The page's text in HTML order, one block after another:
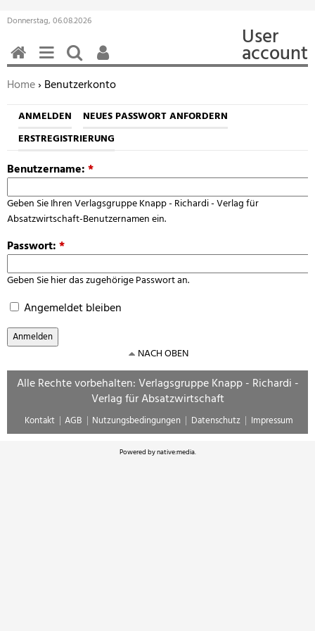
Donnerstag, 06.08.2026
User
account
Sie befinden sich hier:
Home› Benutzerkonto
ANMELDEN
NEUES PASSWORT ANFORDERN
ERSTREGISTRIERUNG
Benutzername:*
Geben Sie Ihren Verlagsgruppe Knapp - Richardi - Verlag für
Absatzwirtschaft-Benutzernamen ein.
Passwort:*
Geben Sie hier das zugehörige Passwort an.
Angemeldet bleiben
HOMEMENÜSUCHEN
BENUTZERFUNKTIONEN
NACH OBEN
Alle Rechte vorbehalten: Verlagsgruppe Knapp - Richardi -
Verlag für Absatzwirtschaft
Kontakt AGB Nutzungsbedingungen Datenschutz Impressum
Powered bynative:media.